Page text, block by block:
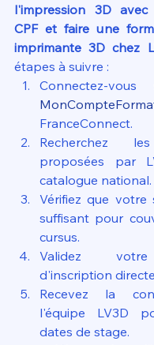
l'impression 3D
CPF et faire une
imprimante 3D chez
étapes à suivre :
FranceConnect.
Recherchez
proposées par
catalogue national.
Vérifiez que votre
suffisant pour
cursus.
Validez
d'inscription
Recevez la
l'équipe LV3D
dates de stage.